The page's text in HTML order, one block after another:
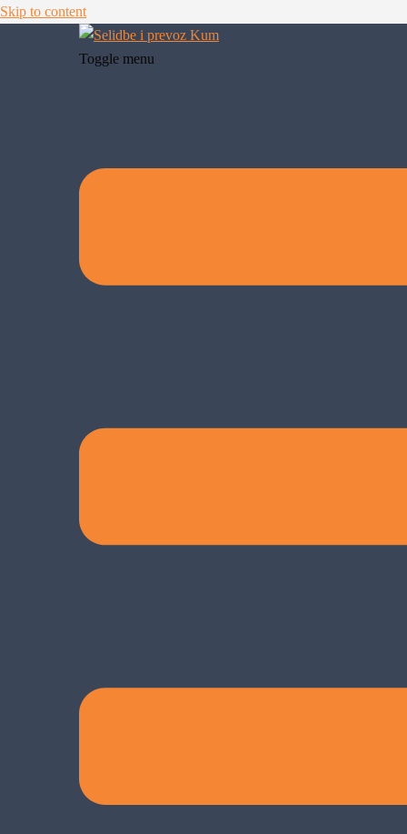
Skip to content
Toggle menu